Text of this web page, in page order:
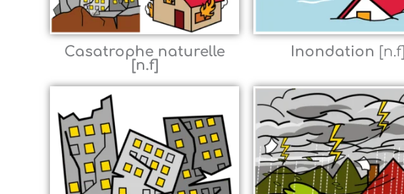
Casatrophe naturelle
[n.f]
Inondation [n.f]